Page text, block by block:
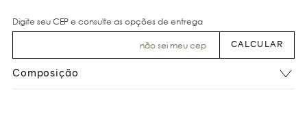
não sei meu cep
Composição